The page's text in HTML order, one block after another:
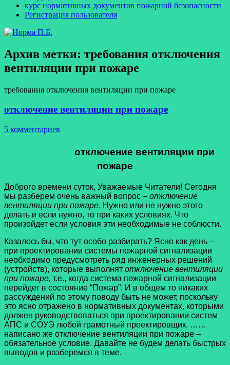
курс нормативных документов пожарной безопасности
Регистрация пользователя
Архив метки: требования отключения
вентиляции при пожаре
требования отключения вентиляции при пожаре
отключение вентиляции при пожаре
5 комментариев
отключение вентиляции при
пожаре
Доброго времени суток, Уважаемые Читатели! Сегодня
мы разберем очень важный вопрос – отключение
вентиляции при пожаре. Нужно или не нужно этого
делать и если нужно, то при каких условиях. Что
произойдет если условия эти необходимые не соблюсти.
Казалось бы, что тут особо разбирать? Ясно как день –
при проектировании системы пожарной сигнализации
необходимо предусмотреть ряд инженерных решений
(устройств), которые выполнят отключение вентиляции
при пожаре, т.е., когда система пожарной сигнализации
перейдет в состояние “Пожар”. И в общем то никаких
рассуждений по этому поводу быть не может, поскольку
это ясно отражено в нормативных документах, которыми
должен руководствоваться при проектировании систем
АПС и СОУЭ любой грамотный проектировщик. ……
написано же отключение вентиляции при пожаре –
обязательное условие. Давайте не будем делать быстрых
выводов и разберемся в теме.